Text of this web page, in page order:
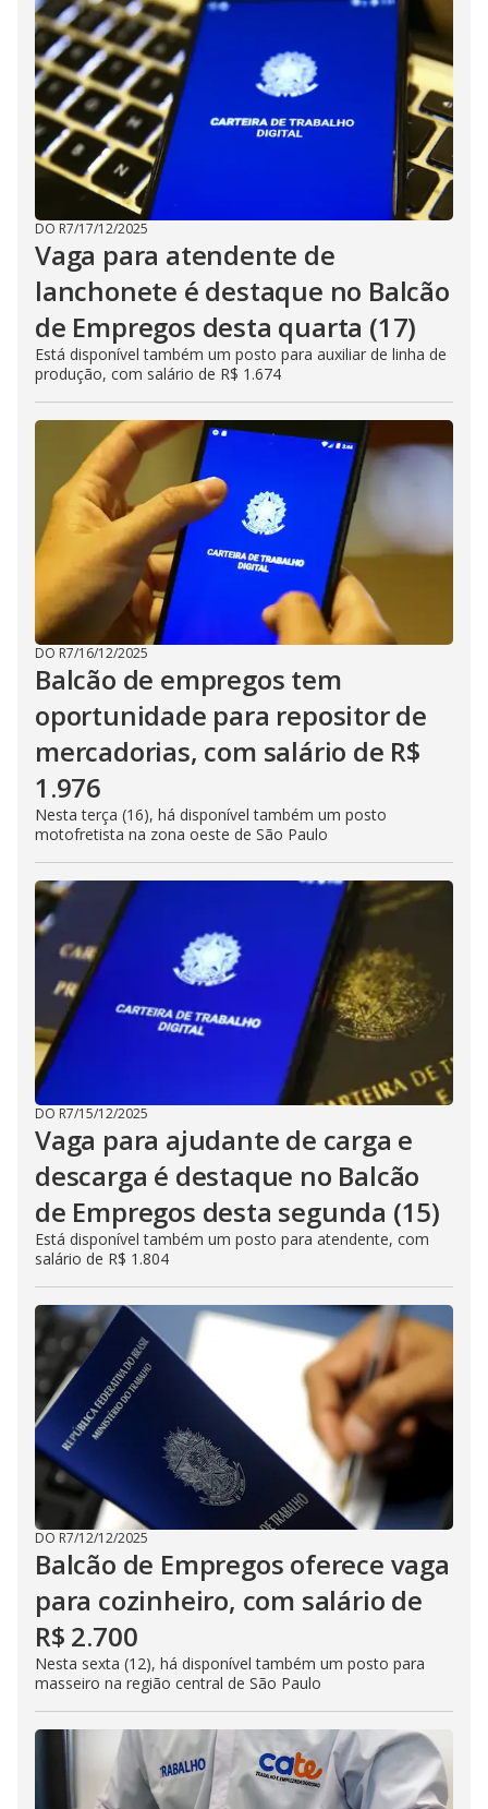
DO R7/17/12/2025
Vaga para atendente de
lanchonete é destaque no Balcão
de Empregos desta quarta (17)
Está disponível também um posto para auxiliar de linha de
produção, com salário de R$ 1.674
DO R7/16/12/2025
Balcão de empregos tem
oportunidade para repositor de
mercadorias, com salário de R$
1.976
Nesta terça (16), há disponível também um posto
motofretista na zona oeste de São Paulo
DO R7/15/12/2025
Vaga para ajudante de carga e
descarga é destaque no Balcão
de Empregos desta segunda (15)
Está disponível também um posto para atendente, com
salário de R$ 1.804
DO R7/12/12/2025
Balcão de Empregos oferece vaga
para cozinheiro, com salário de
R$ 2.700
Nesta sexta (12), há disponível também um posto para
masseiro na região central de São Paulo